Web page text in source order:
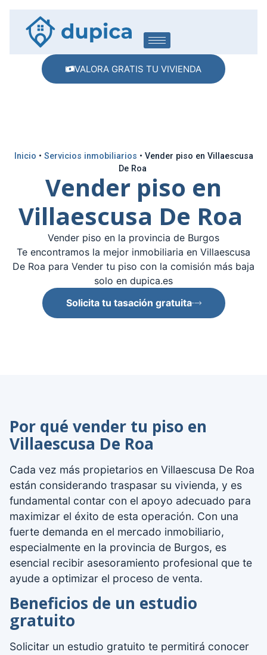
VALORA GRATIS TU VIVIENDA
Inicio • Servicios inmobiliarios • Vender piso en Villaescusa
De Roa
Vender piso en
Villaescusa De Roa
Vender piso en la provincia de Burgos
Te encontramos la mejor inmobiliaria en Villaescusa
De Roa para Vender tu piso con la comisión más baja
solo en dupica.es
Solicita tu tasación gratuita
Por qué vender tu piso en
Villaescusa De Roa
Cada vez más propietarios en Villaescusa De Roa
están considerando traspasar su vivienda, y es
fundamental contar con el apoyo adecuado para
maximizar el éxito de esta operación. Con una
fuerte demanda en el mercado inmobiliario,
especialmente en la provincia de Burgos, es
esencial recibir asesoramiento profesional que te
ayude a optimizar el proceso de venta.
Beneficios de un estudio
gratuito
Solicitar un estudio gratuito te permitirá conocer